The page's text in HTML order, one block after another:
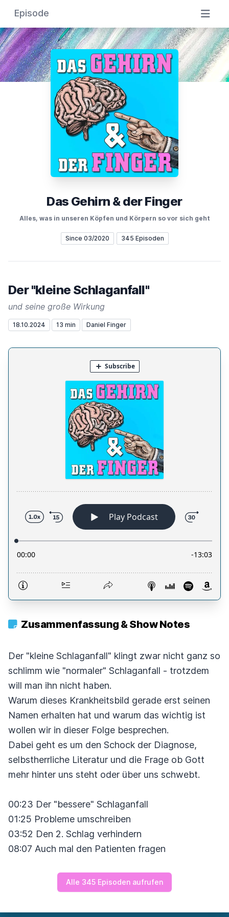
Episode
Das Gehirn & der Finger
Alles, was in unseren Köpfen und Körpern so vor sich geht
Since 03/2020 345 Episoden
Der "kleine Schlaganfall"
und seine große Wirkung
18.10.2024 13 min Daniel Finger
Zusammenfassung & Show Notes
Der "kleine Schlaganfall" klingt zwar nicht ganz so
schlimm wie "normaler" Schlaganfall - trotzdem
will man ihn nicht haben.
Warum dieses Krankheitsbild gerade erst seinen
Namen erhalten hat und warum das wichtig ist
wollen wir in dieser Folge besprechen.
Dabei geht es um den Schock der Diagnose,
selbstherrliche Literatur und die Frage ob Gott
mehr hinter uns steht oder über uns schwebt.
00:23 Der "bessere" Schlaganfall
01:25 Probleme umschreiben
03:52 Den 2. Schlag verhindern
08:07 Auch mal den Patienten fragen
Alle 345 Episoden aufrufen